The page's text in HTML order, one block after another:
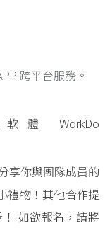
跨平台服務。
體 WorkDo
享你與團隊成員的
禮物！其他合作提
如欲報名，請將